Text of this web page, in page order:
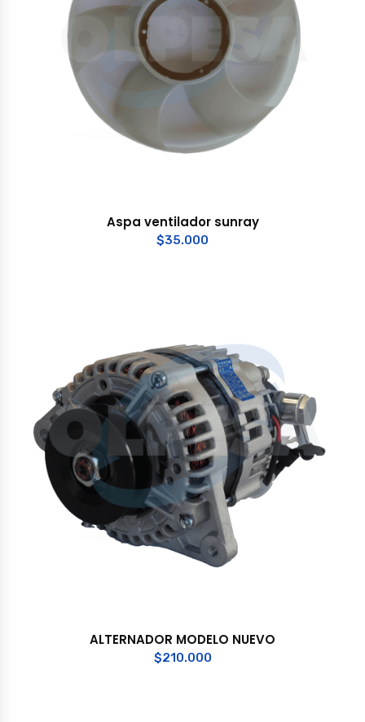
Aspa ventilador sunray
$35.000
ALTERNADOR MODELO NUEVO
$210.000